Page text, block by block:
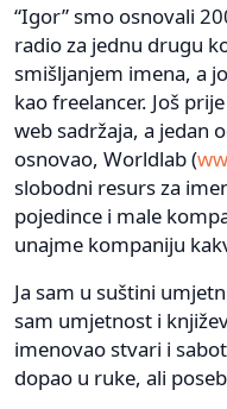
“Igor” smo osnovali
radio za jednu drugu
smišljanjem imena, a
kao freelancer. Još
web sadržaja, a jedan
osnovao, Worldlab (
slobodni resurs za
pojedince i male
unajme kompaniju
Ja sam u suštini
sam umjetnost i
imenovao stvari i
dopao u ruke, ali